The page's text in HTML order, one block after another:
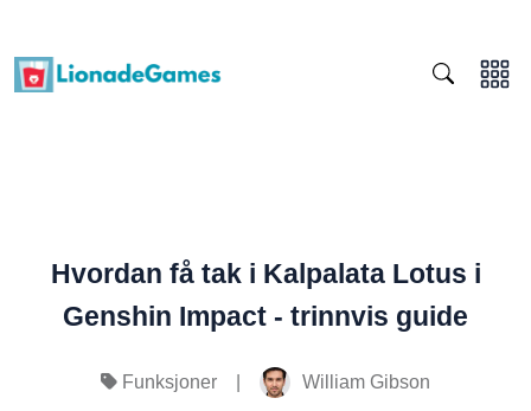
Hvordan få tak i Kalpalata Lotus i
Genshin Impact - trinnvis guide
Funksjoner William Gibson